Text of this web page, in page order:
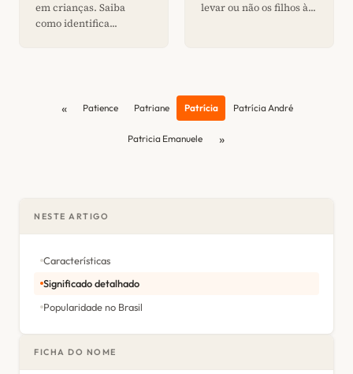
em crianças. Saiba
como identifica...
levar ou não os filhos à...
« Patience Patriane Patrícia Patrícia André
Patricia Emanuele »
NESTE ARTIGO
Características
Significado detalhado
Popularidade no Brasil
FICHA DO NOME